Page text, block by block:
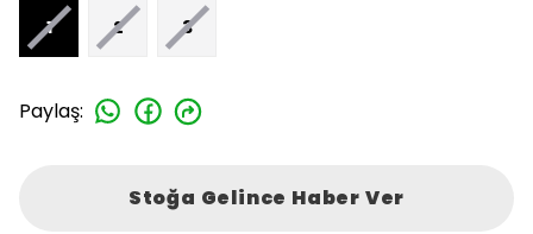
1 2 3
Paylaş:
Stoğa Gelince Haber Ver